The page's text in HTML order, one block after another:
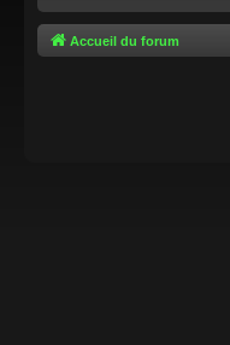
Accueil du forum